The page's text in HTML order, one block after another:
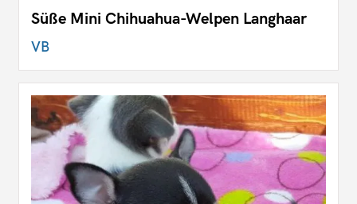
Süße Mini Chihuahua-Welpen Langhaar
VB